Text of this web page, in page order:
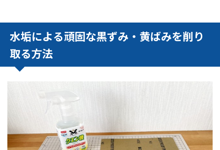
水垢による頑固な黒ずみ・黄ばみを削り
取る方法